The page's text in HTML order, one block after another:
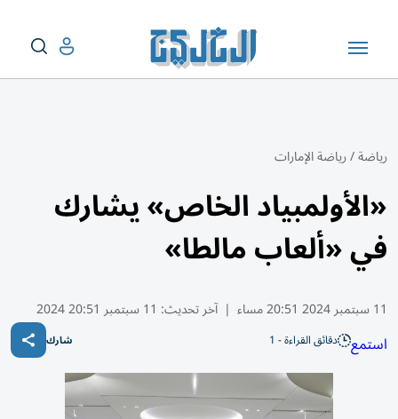
رياضة/رياضة الإمارات
«الأولمبياد الخاص» يشارك
في «ألعاب مالطا»
11 سبتمبر 2024 20:51 مساء | آخر تحديث: 11 سبتمبر 20:51 2024
استمع دقائق القراءة - 1 شارك